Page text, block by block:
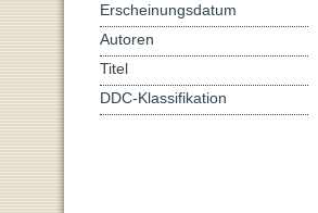
Erscheinungsdatum
Autoren
Titel
DDC-Klassifikation